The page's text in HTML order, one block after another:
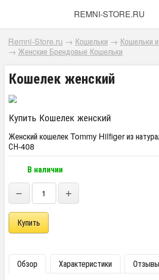
REMNI-STORE.RU
Remni-Store.ru → Кошельки → Кошельки
→ Женские Брендовые Кошельки
Кошелек женский
Купить Кошелек женский
Женский кошелек Tommy Hilfiger​ из
СН-408
В наличии
− +
Обзор Характеристики